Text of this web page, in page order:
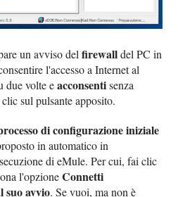
un avviso delfirewalldel PC in
l'accesso a Internet al
due volte eacconsentisenza
sul pulsante apposito.
di configurazione iniziale
in automatico in
di eMule. Per cui, fai clic
l'opzioneConnetti
suo avvio. Se vuoi, ma non è